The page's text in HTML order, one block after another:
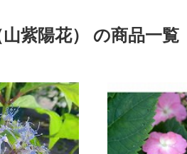
紫陽花） の商品一覧